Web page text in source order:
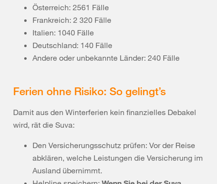
Österreich: 2561 Fälle
Frankreich: 2 320 Fälle
Italien: 1040 Fälle
Deutschland: 140 Fälle
Andere oder unbekannte Länder: 240 Fälle
Ferien ohne Risiko: So gelingt’s
Damit aus den Winterferien kein finanzielles Debakel
wird, rät die Suva:
Den Versicherungsschutz prüfen: Vor der Reise
abklären, welche Leistungen die Versicherung im
Ausland übernimmt.